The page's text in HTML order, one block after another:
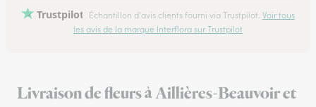
Trustpilot Échantillon d'avis clients fourni via Trustpilot. Voir tous
les avis de la marque Interflora sur Trustpilot
Livraison de fleurs à Aillières-Beauvoir et